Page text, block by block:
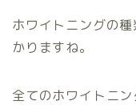
ホワイトニングの
かりますね。
全てのホワイトニ